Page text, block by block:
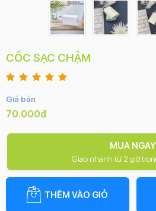
CỐC SẠC CHẬM
Giá bán
70.000đ
MUA NGAY
Giao nhanh từ 2 giờ
THÊM VÀO GIỎ